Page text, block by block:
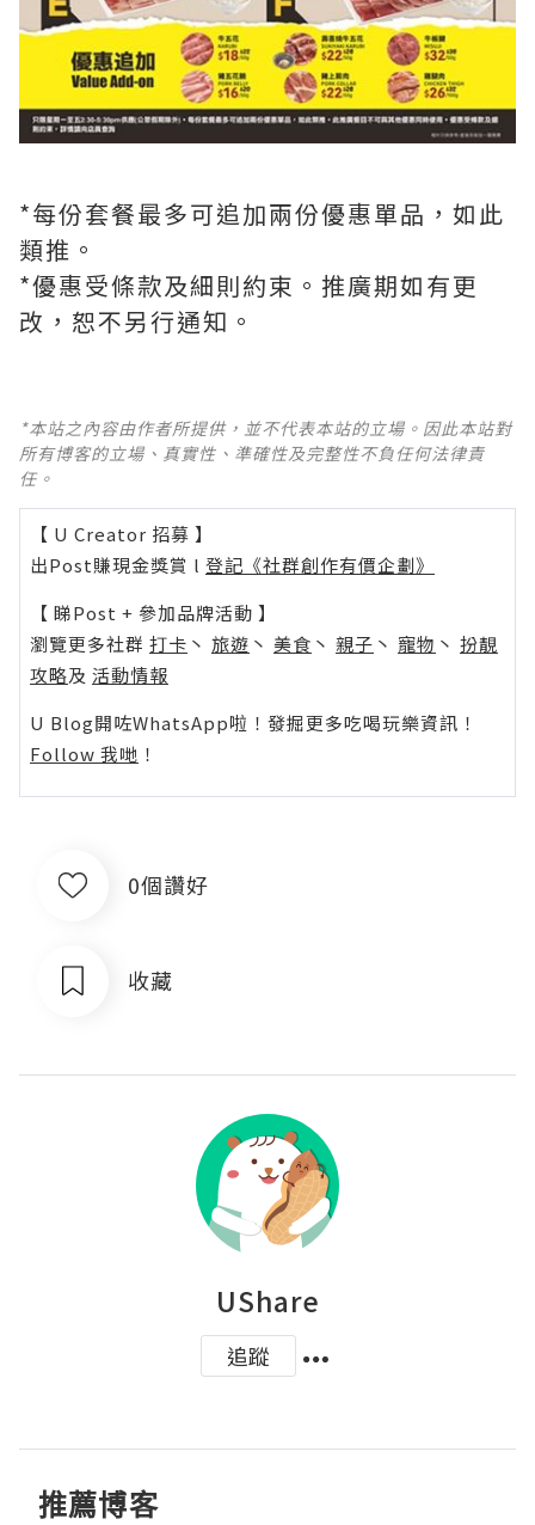
*每份套餐最多可追加兩份優惠單品，如此
類推。
*優惠受條款及細則約束。推廣期如有更
改，恕不另行通知。
*本站之內容由作者所提供，並不代表本站的立場。因此本站對
所有博客的立場、真實性、準確性及完整性不負任何法律責
任。
【 U Creator 招募 】
出Post賺現金獎賞 l 登記《社群創作有價企劃》
【 睇Post + 參加品牌活動 】
瀏覽更多社群 打卡 丶 旅遊 丶 美食 丶 親子 丶 寵物 丶 扮靚
攻略及 活動情報
U Blog開咗WhatsApp啦！發掘更多吃喝玩樂資訊！
Follow 我哋 ！
0個讚好
收藏
UShare
追蹤
推薦博客